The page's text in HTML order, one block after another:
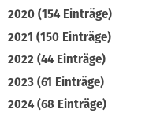
2020 (154 Einträge)
2021 (150 Einträge)
2022 (44 Einträge)
2023 (61 Einträge)
2024 (68 Einträge)